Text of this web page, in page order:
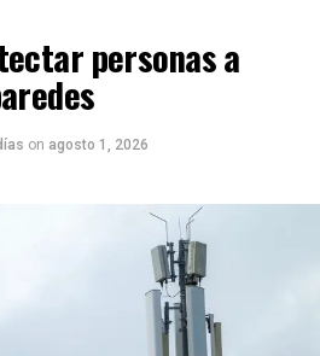
personas a
on agosto 1, 2026